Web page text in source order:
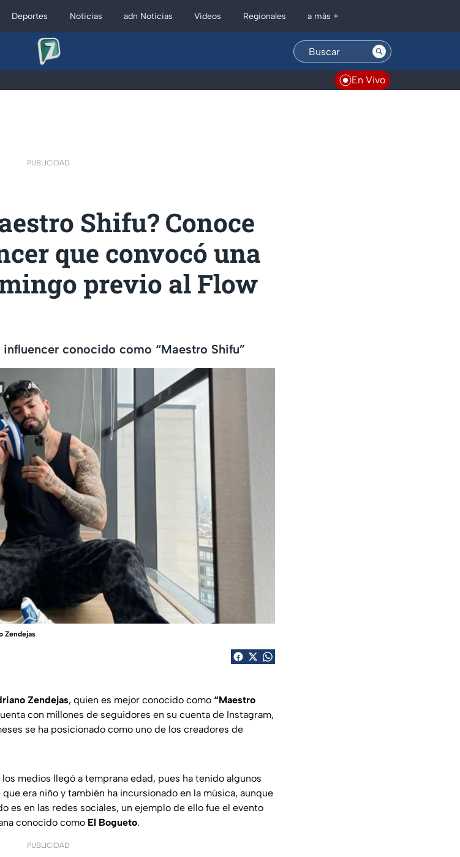
Deportes Noticias adn Noticias Videos Regionales a más +
En Vivo
PUBLICIDAD
Shifu? Conoce
que convocó una
previo al Flow
conocido como “Maestro Shifu”
Zendejas
Zendejas, quien es mejor conocido como “Maestro
con millones de seguidores en su cuenta de Instagram,
se ha posicionado como uno de los creadores de
medios llegó a temprana edad, pues ha tenido algunos
era niño y también ha incursionado en la música, aunque
es en las redes sociales, un ejemplo de ello fue el evento
conocido como El Bogueto.
PUBLICIDAD